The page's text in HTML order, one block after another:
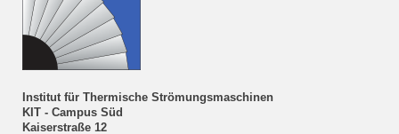
Institut für Thermische Strömungsmaschinen
KIT - Campus Süd
Kaiserstraße 12